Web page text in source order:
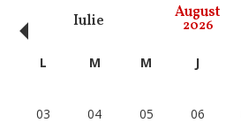
Iulie August
2026
‹ L M M J
03
04 05 06